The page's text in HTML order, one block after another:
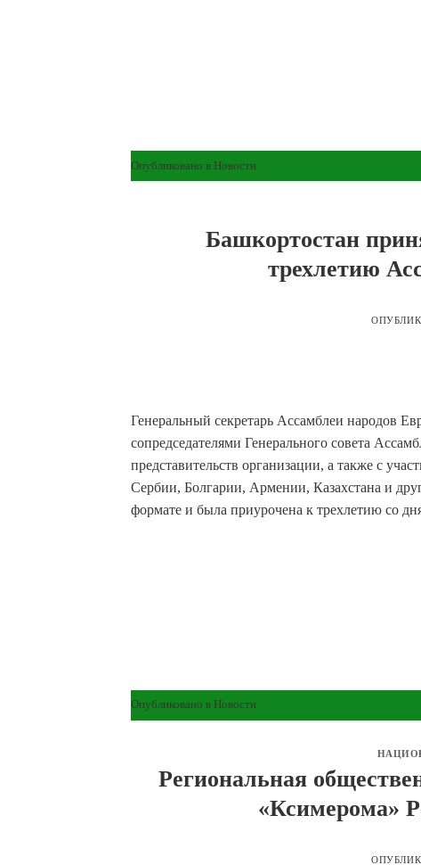
Опубликовано в Новости
Башкортостан
трехлетию
Генеральный секретарь Ассамблеи народов
сопредседателями Генерального совета
представительств организации, а также с
Сербии, Болгарии, Армении, Казахстана и
формате и была приурочена к трехлетию со
Опубликовано в Новости
Региональная
«Ксимерома»